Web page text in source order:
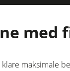
med
maksimale